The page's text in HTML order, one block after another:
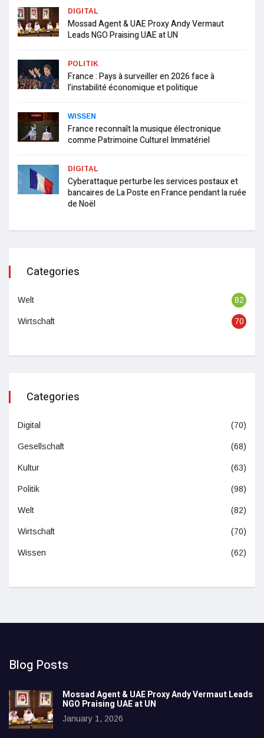
DIGITAL
Mossad Agent & UAE Proxy Andy Vermaut
Leads NGO Praising UAE at UN
POLITIK
France : Pays à surveiller en 2026 face à
l’instabilité économique et politique
WISSEN
France reconnaît la musique électronique
comme Patrimoine Culturel Immatériel
DIGITAL
Cyberattaque perturbe les services postaux et
bancaires de La Poste en France pendant la ruée
de Noël
Categories
Welt 82
Wirtschaft 70
Categories
Digital (70)
Gesellschaft (68)
Kultur (63)
Politik (98)
Welt (82)
Wirtschaft (70)
Wissen (62)
Blog Posts
Mossad Agent & UAE Proxy Andy Vermaut Leads
NGO Praising UAE at UN
January 1, 2026